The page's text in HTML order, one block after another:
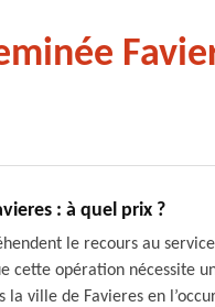
: à quel prix ?
le recours au
cette opération nécessite
ville de Favieres en